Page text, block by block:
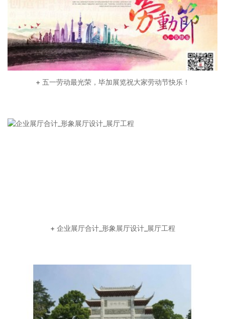
+ 五一劳动最光荣，毕加展览祝大家劳动节快乐！
+ 企业展厅合计_形象展厅设计_展厅工程